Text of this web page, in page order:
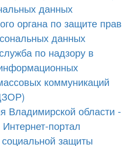
данных
органа по защите прав
данных
по надзору в
коммуникаций
Владимирской области -
портал
защиты